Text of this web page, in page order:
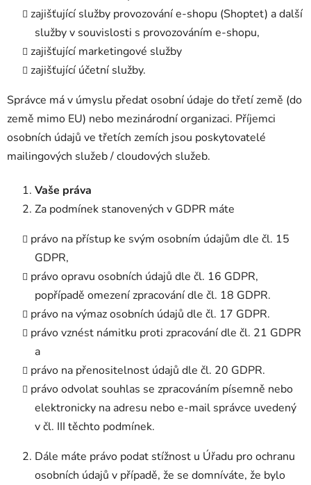
zajišťující služby provozování e-shopu (Shoptet) a další
služby v souvislosti s provozováním e-shopu,
zajišťující marketingové služby
zajišťující účetní služby.
Správce má v úmyslu předat osobní údaje do třetí země (do
země mimo EU) nebo mezinárodní organizaci. Příjemci
osobních údajů ve třetích zemích jsou poskytovatelé
mailingových služeb / cloudových služeb.
Vaše práva
Za podmínek stanovených v GDPR máte
právo na přístup ke svým osobním údajům dle čl. 15
GDPR,
právo opravu osobních údajů dle čl. 16 GDPR,
popřípadě omezení zpracování dle čl. 18 GDPR.
právo na výmaz osobních údajů dle čl. 17 GDPR.
právo vznést námitku proti zpracování dle čl. 21 GDPR
a
právo na přenositelnost údajů dle čl. 20 GDPR.
právo odvolat souhlas se zpracováním písemně nebo
elektronicky na adresu neboe-mail správce uvedený
v čl. III těchto podmínek.
Dále máte právo podat stížnost u Úřadu pro ochranu
osobních údajů v případě, že se domníváte, že bylo